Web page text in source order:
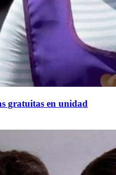
gratuitas en unidad